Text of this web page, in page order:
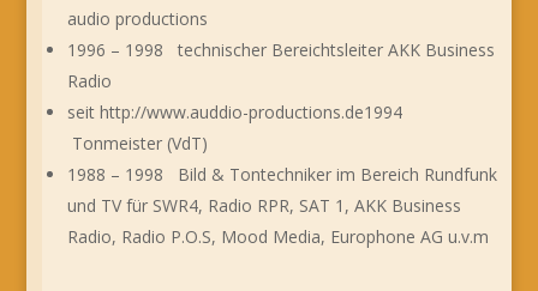
audio productions
1996 – 1998 technischer Bereichtsleiter AKK Business
Radio
seit http://www.auddio-productions.de1994
Tonmeister (VdT)
1988 – 1998 Bild & Tontechniker im Bereich Rundfunk
und TV für SWR4, Radio RPR, SAT 1, AKK Business
Radio, Radio P.O.S, Mood Media, Europhone AG u.v.m